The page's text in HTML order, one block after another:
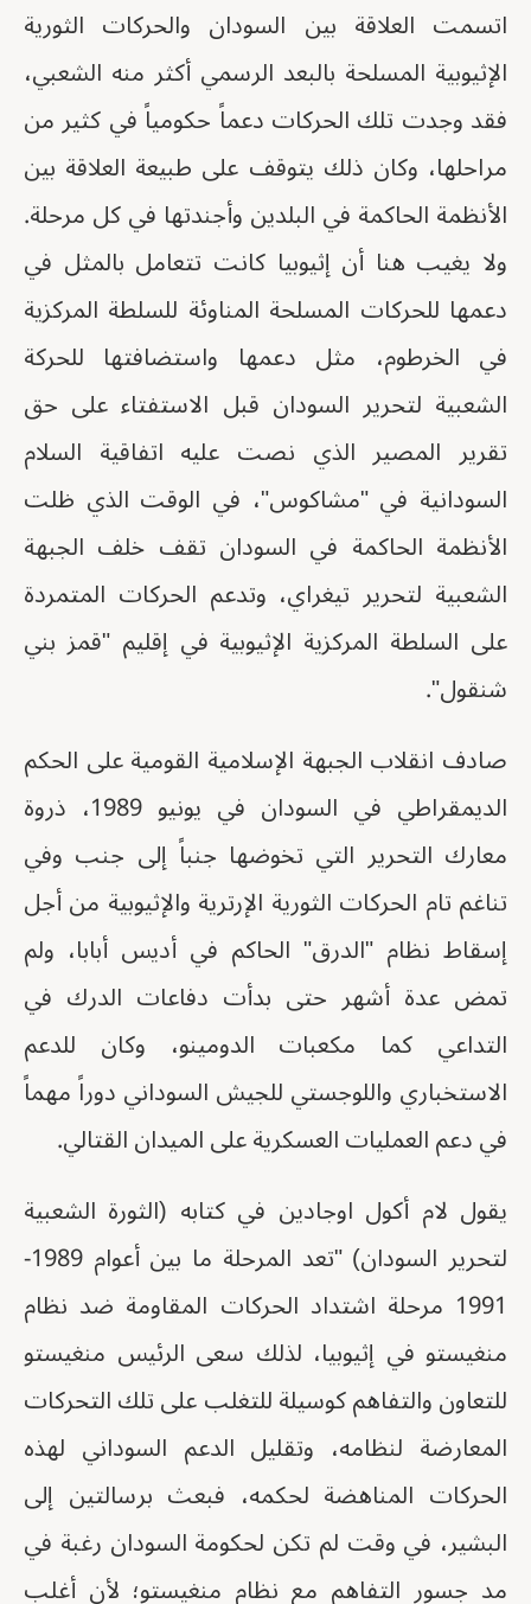
اتسمت العلاقة بين السودان والحركات الثورية
الإثيوبية المسلحة بالبعد الرسمي أكثر منه الشعبي،
فقد وجدت تلك الحركات دعماً حكومياً في كثير من
مراحلها، وكان ذلك يتوقف على طبيعة العلاقة بين
الأنظمة الحاكمة في البلدين وأجندتها في كل مرحلة.
ولا يغيب هنا أن إثيوبيا كانت تتعامل بالمثل في
دعمها للحركات المسلحة المناوئة للسلطة المركزية
في الخرطوم، مثل دعمها واستضافتها للحركة
الشعبية لتحرير السودان قبل الاستفتاء على حق
تقرير المصير الذي نصت عليه اتفاقية السلام
السودانية في "مشاكوس"، في الوقت الذي ظلت
الأنظمة الحاكمة في السودان تقف خلف الجبهة
الشعبية لتحرير تيغراي، وتدعم الحركات المتمردة
على السلطة المركزية الإثيوبية في إقليم "قمز بني
شنقول".
صادف انقلاب الجبهة الإسلامية القومية على الحكم
الديمقراطي في السودان في يونيو 1989، ذروة
معارك التحرير التي تخوضها جنباً إلى جنب وفي
تناغم تام الحركات الثورية الإرترية والإثيوبية من أجل
إسقاط نظام "الدرق" الحاكم في أديس أبابا، ولم
تمض عدة أشهر حتى بدأت دفاعات الدرك في
التداعي كما مكعبات الدومينو، وكان للدعم
الاستخباري واللوجستي للجيش السوداني دوراً مهماً
في دعم العمليات العسكرية على الميدان القتالي.
يقول لام أكول اوجادين في كتابه (الثورة الشعبية
لتحرير السودان) "تعد المرحلة ما بين أعوام 1989-
1991 مرحلة اشتداد الحركات المقاومة ضد نظام
منغيستو في إثيوبيا، لذلك سعى الرئيس منغيستو
للتعاون والتفاهم كوسيلة للتغلب على تلك التحركات
المعارضة لنظامه، وتقليل الدعم السوداني لهذه
الحركات المناهضة لحكمه، فبعث برسالتين إلى
البشير، في وقت لم تكن لحكومة السودان رغبة في
مد جسور التفاهم مع نظام منغيستو؛ لأن أغلب